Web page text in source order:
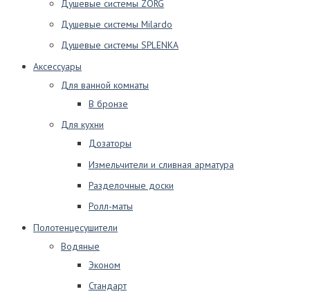
Душевые системы ZORG
Душевые системы Milardo
Душевые системы SPLENKA
Аксессуары
Для ванной комнаты
В бронзе
Для кухни
Дозаторы
Измельчители и сливная арматура
Разделочные доски
Ролл-маты
Полотенцесушители
Водяные
Эконом
Стандарт